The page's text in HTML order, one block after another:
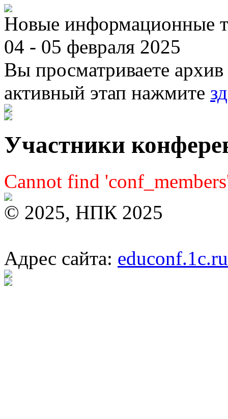
Новые информационные
04 - 05 февраля 2025
Вы просматриваете
активный этап нажмите
Участники
Cannot find
© 2025, НПК 2025
Адрес сайта: educonf.1c.ru